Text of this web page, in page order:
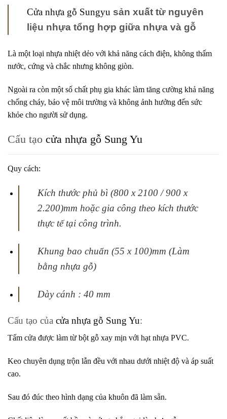
Cửa nhựa gỗ Sungyu sản xuất từ nguyên
liệu nhựa tổng hợp giữa nhựa và gỗ
Là một loại nhựa nhiệt dẻo với khả năng cách điện, không thấm
nước, cứng và chắc nhưng không giòn.
Ngoài ra còn một số chất phụ gia khác làm tăng cường khả năng
chống cháy, bảo vệ môi trường và không ảnh hưởng đến sức
khỏe cho người sử dụng.
Cấu tạo cửa nhựa gỗ Sung Yu
Quy cách:
Kích thước phủ bì (800 x 2100 / 900 x
2.200)mm hoặc gia công theo kích thước
thực tế tại công trình.
Khung bao chuẩn (55 x 100)mm (Làm
bằng nhựa gỗ)
Dày cánh : 40 mm
Cấu tạo của cửa nhựa gỗ Sung Yu:
Tấm cửa được làm từ bột gỗ xay mịn với hạt nhựa PVC.
Keo chuyên dụng trộn lẫn đều với nhau dưới nhiệt độ và áp suất
cao.
Sau đó đúc theo hình dạng của khuôn đã làm sẵn.